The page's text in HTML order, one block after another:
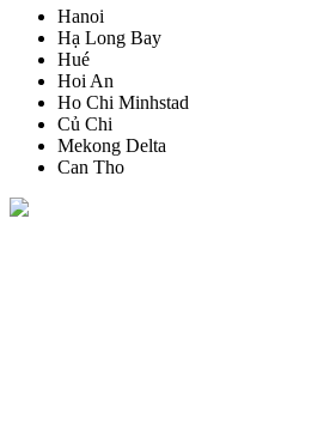
Hanoi
Hạ Long Bay
Hué
Hoi An
Ho Chi Minhstad
Củ Chi
Mekong Delta
Can Tho